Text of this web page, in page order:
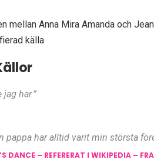
mellan Anna Mira Amanda och
källa
har.”
pappa har alltid varit min största
DANCE – REFERERAT I WIKIPEDIA –